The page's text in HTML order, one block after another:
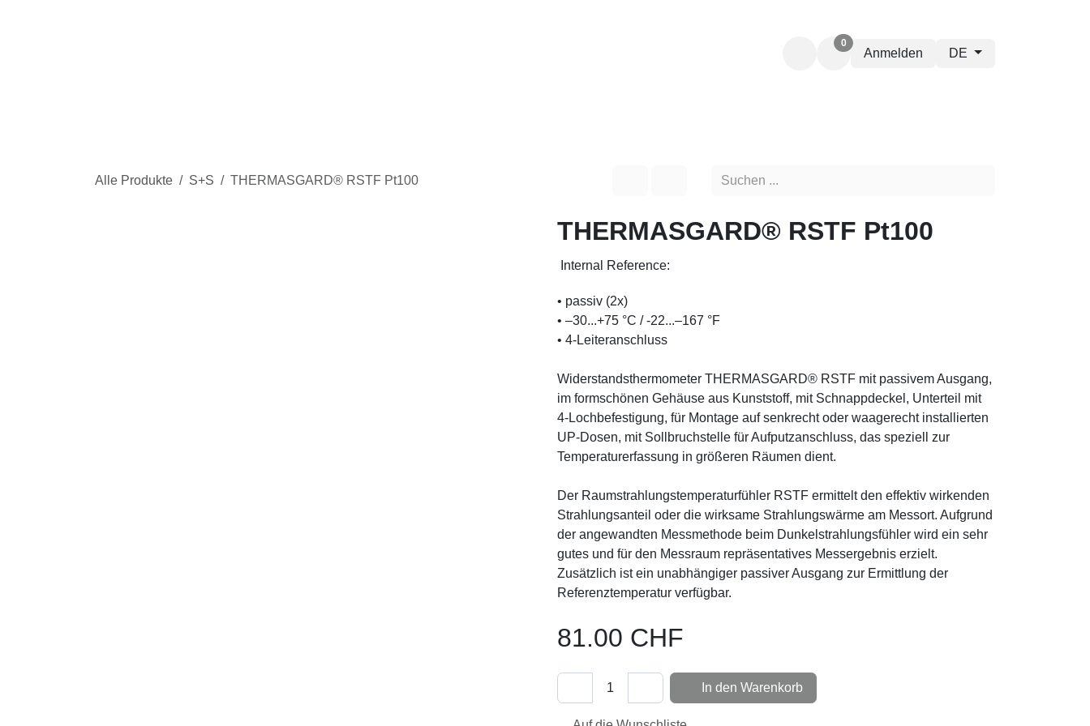
0
Anmelden DE
Alle Produkte S+S THERMASGARD® RSTF Pt100
THERMASGARD® RSTF Pt100
Internal Reference:
• passiv (2x)
• –30...+75 °C / -22...–167 °F
• 4-Leiteranschluss
Widerstandsthermometer THERMASGARD® RSTF mit passivem
Ausgang, im formschönen Gehäuse aus Kunststoff, mit
Schnappdeckel, Unterteil mit 4-Lochbefestigung, für Montage auf
senkrecht oder waagerecht installierten UP-Dosen, mit Sollbruchstelle
für Aufputzanschluss, das speziell zur Temperaturerfassung in
Der Raumstrahlungstemperaturfühler RSTF ermittelt den effektiv
wirkenden Strahlungsanteil oder die wirksame Strahlungswärme am
Messort. Aufgrund der angewandten Messmethode beim
Dunkelstrahlungsfühler wird ein sehr gutes und für den Messraum
repräsentatives Messergebnis erzielt. Zusätzlich ist ein unabhängiger
81.00CHF
In den Warenkorb